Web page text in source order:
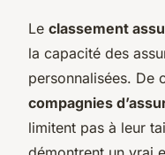
Le classement
la capacité des
personnalisées. De
compagnies
limitent pas à leur